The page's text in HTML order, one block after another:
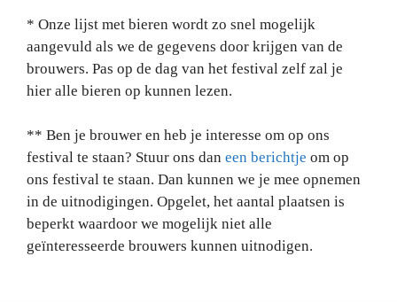
* Onze lijst met bieren wordt zo snel mogelijk
aangevuld als we de gegevens door krijgen van de
brouwers. Pas op de dag van het festival zelf zal je
hier alle bieren op kunnen lezen.
** Ben je brouwer en heb je interesse om op ons
festival te staan? Stuur ons dan een berichtje om op
ons festival te staan. Dan kunnen we je mee opnemen
in de uitnodigingen. Opgelet, het aantal plaatsen is
beperkt waardoor we mogelijk niet alle
geïnteresseerde brouwers kunnen uitnodigen.